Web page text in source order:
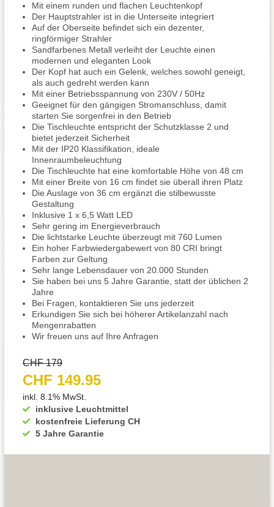
Mit einem runden und flachen Leuchtenkopf
Der Hauptstrahler ist in die Unterseite integriert
Auf der Oberseite befindet sich ein dezenter,
ringförmiger Strahler
Sandfarbenes Metall verleiht der Leuchte einen
modernen und eleganten Look
Der Kopf hat auch ein Gelenk, welches sowohl geneigt,
als auch gedreht werden kann
Mit einer Betriebsspannung von 230V / 50Hz
Geeignet für den gängigen Stromanschluss, damit
starten Sie sorgenfrei in den Betrieb
Die Tischleuchte entspricht der Schutzklasse 2 und
bietet jederzeit Sicherheit
Mit der IP20 Klassifikation, ideale
Innenraumbeleuchtung
Die Tischleuchte hat eine komfortable Höhe von 48 cm
Mit einer Breite von 16 cm findet sie überall ihren Platz
Die Auslage von 36 cm ergänzt die stilbewusste
Gestaltung
Inklusive 1 x 6,5 Watt LED
Sehr gering im Energieverbrauch
Die lichtstarke Leuchte überzeugt mit 760 Lumen
Ein hoher Farbwiedergabewert von 80 CRI bringt
Farben zur Geltung
Sehr lange Lebensdauer von 20.000 Stunden
Sie haben bei uns 5 Jahre Garantie, statt der üblichen 2
Jahre
Bei Fragen, kontaktieren Sie uns jederzeit
Erkundigen Sie sich bei höherer Artikelanzahl nach
Mengenrabatten
Wir freuen uns auf Ihre Anfragen
inklusive Leuchtmittel
kostenfreie Lieferung CH
5 Jahre Garantie
CHF 179
CHF 149.95
inkl. 8.1% MwSt.